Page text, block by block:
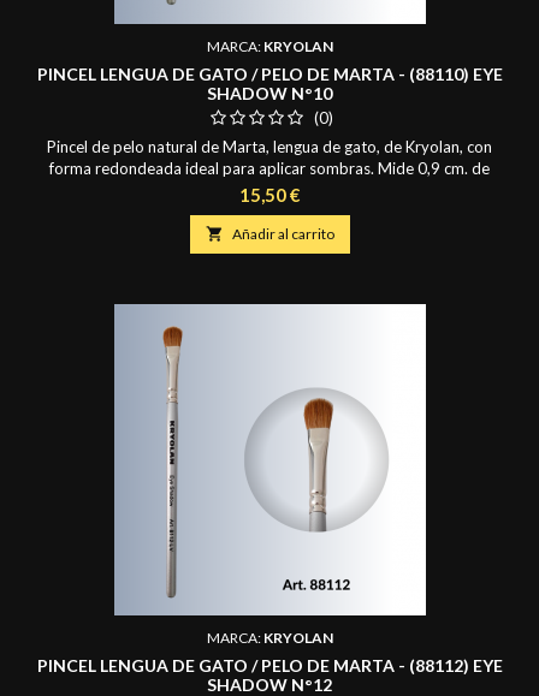
MARCA: KRYOLAN
PINCEL LENGUA DE GATO / PELO DE MARTA - (88110) EYE
SHADOW N°10
(0)
Pincel de pelo natural de Marta, lengua de gato, de Kryolan, con
forma redondeada ideal para aplicar sombras. Mide 0,9 cm. de
ancho y largo de pelo de 1,2 cm.
Precio
15,50 €
 Añadir al carrito
MARCA: KRYOLAN
PINCEL LENGUA DE GATO / PELO DE MARTA - (88112) EYE
SHADOW N°12